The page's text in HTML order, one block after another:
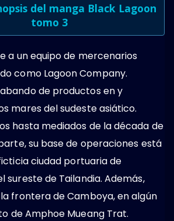
del manga Black Lagoon
tomo 3
a un equipo de mercenarios
como Lagoon Company.
de productos en y
mares del sudeste asiático.
hasta mediados de la década de
su base de operaciones está
ciudad portuaria de
sureste de Tailandia. Además,
frontera de Camboya, en algún
de Amphoe Mueang Trat.